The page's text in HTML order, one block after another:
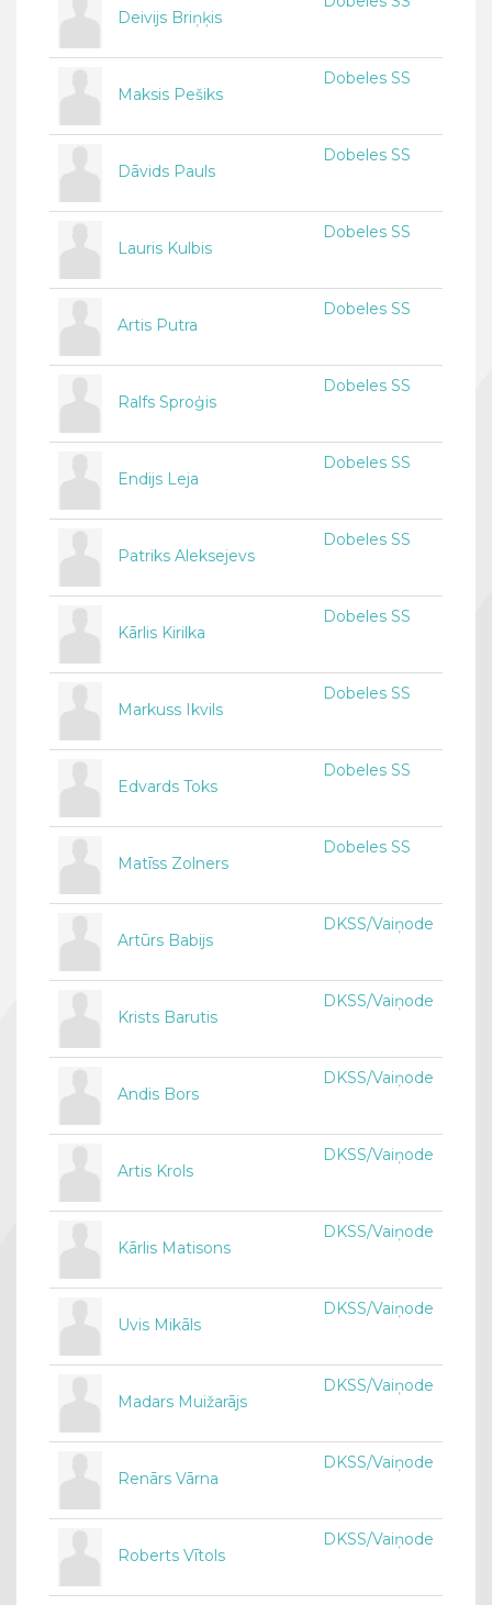
Deivijs Briņķis
Maksis Pešiks
Dobeles SS
Dāvids Pauls
Dobeles SS
Lauris Kulbis
Dobeles SS
Artis Putra
Dobeles SS
Ralfs Sproģis
Dobeles SS
Endijs Leja
Dobeles SS
Patriks Aleksejevs
Dobeles SS
Kārlis Kirilka
Dobeles SS
Markuss Ikvils
Dobeles SS
Edvards Toks
Dobeles SS
Matīss Zolners
Dobeles SS
Artūrs Babijs
DKSS/Vaiņode
Krists Barutis
DKSS/Vaiņode
Andis Bors
DKSS/Vaiņode
Artis Krols
DKSS/Vaiņode
Kārlis Matisons
DKSS/Vaiņode
Uvis Mikāls
DKSS/Vaiņode
Madars Muižarājs
DKSS/Vaiņode
Renārs Vārna
DKSS/Vaiņode
Roberts Vītols
DKSS/Vaiņode